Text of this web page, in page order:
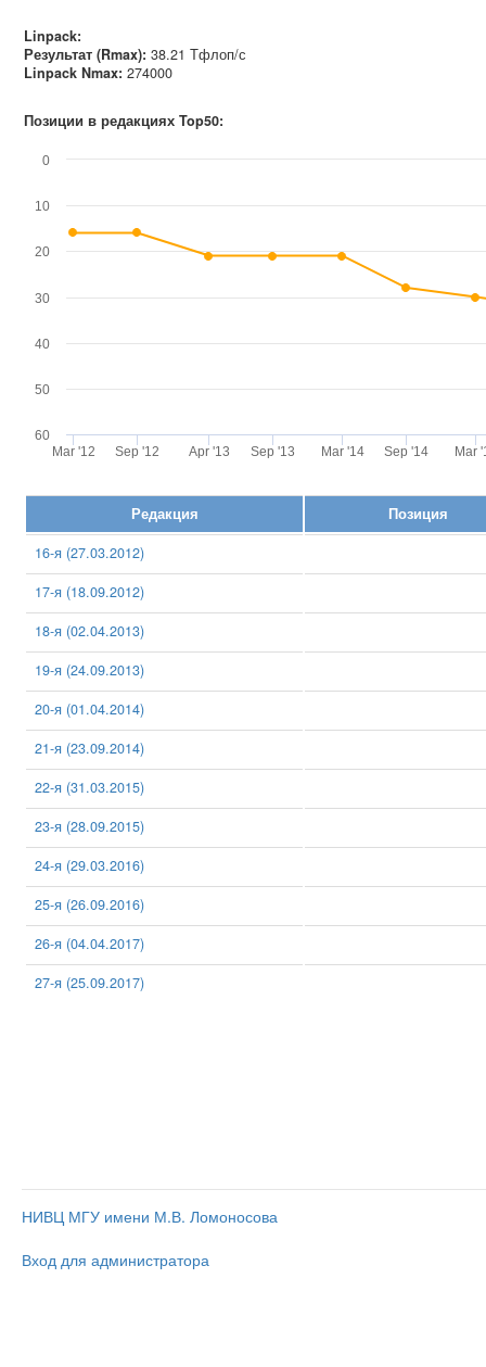
Linpack:
Результат (Rmax): 38.21 Тфлоп/с
Linpack Nmax: 274000
Позиции в редакциях Top50:
Mar '12 Sep '12 Apr '13 Sep '13 Mar '14 Sep '14 Mar
0
10
20
30
40
50
60
Редакция
Позиция
16-я (27.03.2012)
17-я (18.09.2012)
18-я (02.04.2013)
19-я (24.09.2013)
20-я (01.04.2014)
21-я (23.09.2014)
22-я (31.03.2015)
23-я (28.09.2015)
24-я (29.03.2016)
25-я (26.09.2016)
26-я (04.04.2017)
27-я (25.09.2017)
НИВЦ МГУ имени М.В. Ломоносова
Вход для администратора